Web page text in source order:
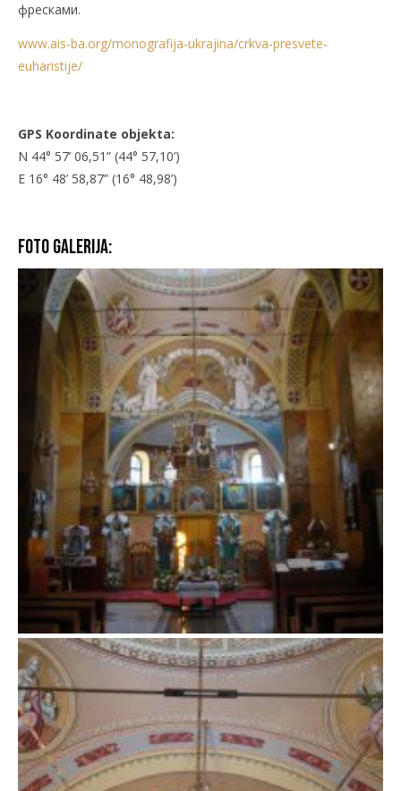
фресками.
www.ais-ba.org/monografija-ukrajina/crkva-presvete-
euharistije/
GPS Koordinate objekta:
N 44° 57’ 06,51” (44° 57,10’)
E 16° 48’ 58,87” (16° 48,98’)
Foto galerija: